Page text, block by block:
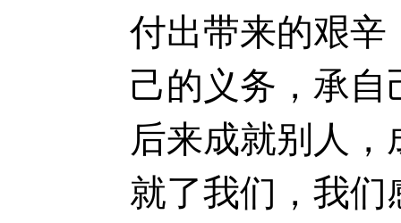
付出带来的艰辛
己的义务，承
后来成就别人
就了我们，我